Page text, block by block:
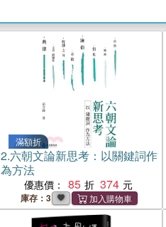
滿額折
2.六朝文論新思考：以關鍵詞作
為方法
優惠價： 85 374
庫存：3